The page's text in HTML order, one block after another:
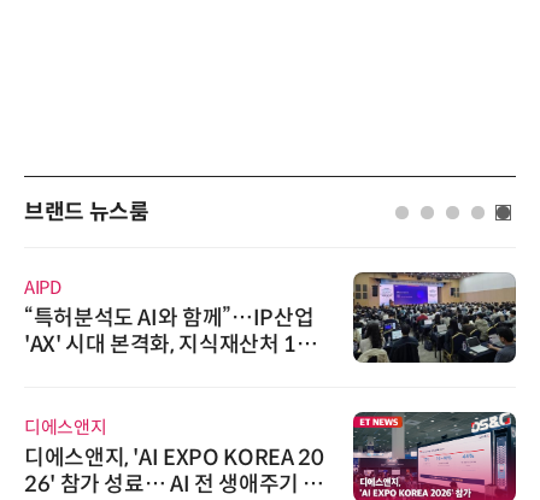
브랜드 뉴스룸
AIPD
“특허분석도 AI와 함께”…IP산업
'AX' 시대 본격화, 지식재산처 1호
디에스앤지
디에스앤지, 'AI EXPO KOREA 20
26' 참가 성료… AI 전 생애주기 아